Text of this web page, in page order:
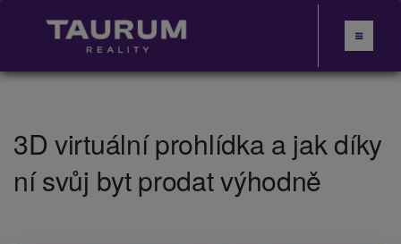
3D virtuální prohlídka a jak díky
ní svůj byt prodat výhodně